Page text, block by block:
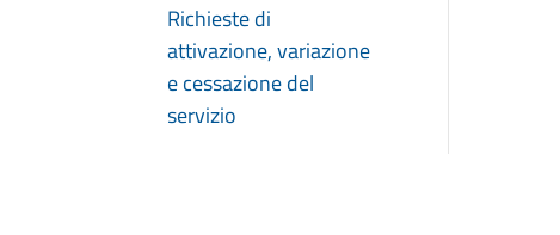
Richieste di
attivazione, variazione
e cessazione del
servizio